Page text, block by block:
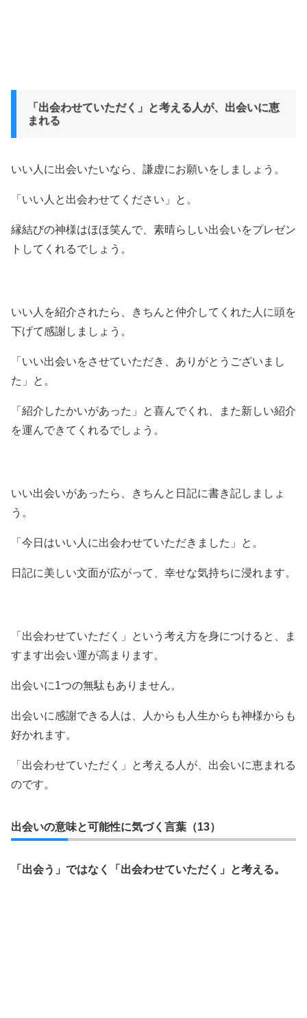
「出会わせていただく」と考える人が、出会いに恵
まれる
いい人に出会いたいなら、謙虚にお願いをしましょう。
「いい人と出会わせてください」と。
縁結びの神様はほほ笑んで、素晴らしい出会いをプレゼン
トしてくれるでしょう。
いい人を紹介されたら、きちんと仲介してくれた人に頭を
下げて感謝しましょう。
「いい出会いをさせていただき、ありがとうございまし
た」と。
「紹介したかいがあった」と喜んでくれ、また新しい紹介
を運んできてくれるでしょう。
いい出会いがあったら、きちんと日記に書き記しましょ
う。
「今日はいい人に出会わせていただきました」と。
日記に美しい文面が広がって、幸せな気持ちに浸れます。
「出会わせていただく」という考え方を身につけると、ま
すます出会い運が高まります。
出会いに1つの無駄もありません。
出会いに感謝できる人は、人からも人生からも神様からも
好かれます。
「出会わせていただく」と考える人が、出会いに恵まれる
のです。
出会いの意味と可能性に気づく言葉（13）
「出会う」ではなく「出会わせていただく」と考える。